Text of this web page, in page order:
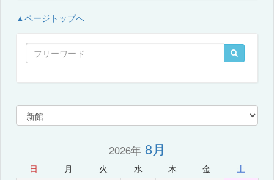
▲ページトップへ
2026年8月
日 月 火 水 木 金 土